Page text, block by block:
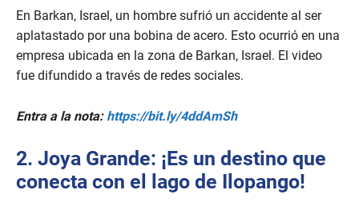
En Barkan, Israel, un hombre sufrió un accidente al ser
aplatastado por una bobina de acero. Esto ocurrió en una
empresa ubicada en la zona de Barkan, Israel. El video
fue difundido a través de redes sociales.
Entra a la nota: https://bit.ly/4ddAmSh
2. Joya Grande: ¡Es un destino que
conecta con el lago de Ilopango!